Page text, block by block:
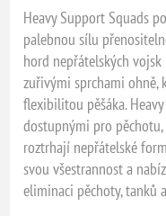
Heavy Support Squads
palebnou sílu
hord nepřátelských
zuřivými sprchami
flexibilitou pěšáka.
dostupnými pro
roztrhají nepřátelské
svou všestrannost a
eliminaci pěchoty, tanků